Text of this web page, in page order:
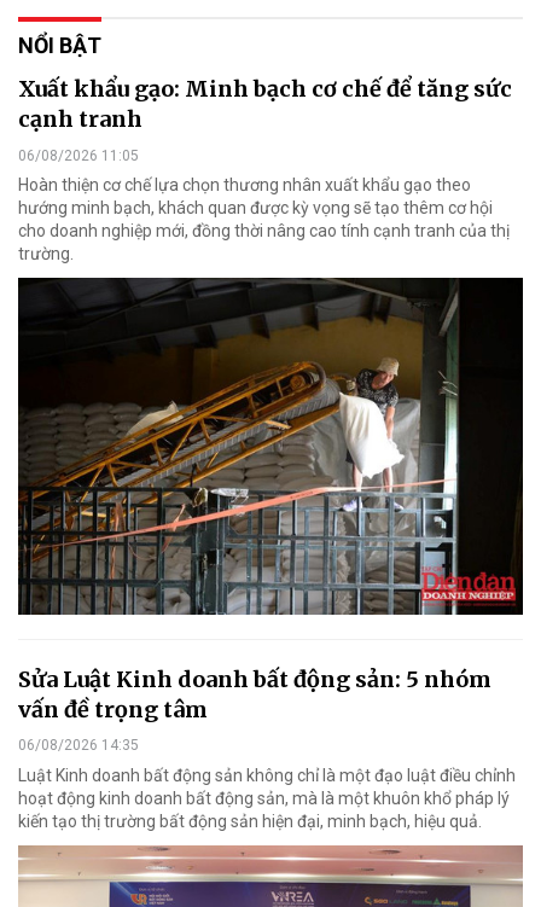
NỔI BẬT
Xuất khẩu gạo: Minh bạch cơ chế để tăng sức
cạnh tranh
06/08/2026 11:05
Hoàn thiện cơ chế lựa chọn thương nhân xuất khẩu gạo theo
hướng minh bạch, khách quan được kỳ vọng sẽ tạo thêm cơ hội
cho doanh nghiệp mới, đồng thời nâng cao tính cạnh tranh của thị
trường.
Sửa Luật Kinh doanh bất động sản: 5 nhóm
vấn đề trọng tâm
06/08/2026 14:35
Luật Kinh doanh bất động sản không chỉ là một đạo luật điều chỉnh
hoạt động kinh doanh bất động sản, mà là một khuôn khổ pháp lý
kiến tạo thị trường bất động sản hiện đại, minh bạch, hiệu quả.